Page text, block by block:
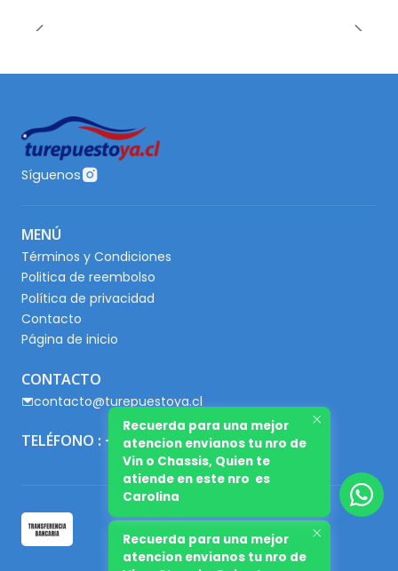
Síguenos
MENÚ
Términos y Condiciones
Politica de reembolso
Política de privacidad
Contacto
Página de inicio
CONTACTO
contacto@turepuestoya.cl
TELÉFONO : +56 9 65667345
Recuerda para una mejor
atencion envianos tu nro de
Recuerda para una mejor
atencion envianos tu nro de
Vin o Chassis, Quien te
atiende en este nro es
Carolina